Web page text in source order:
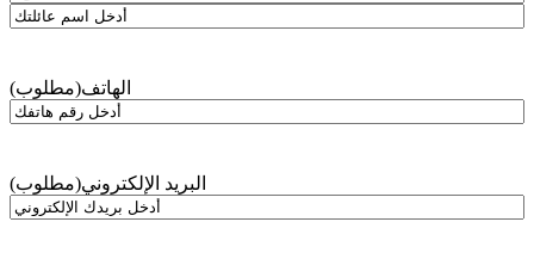
أولاً
الهاتف(مطلوب)
البريد الإلكتروني(مطلوب)